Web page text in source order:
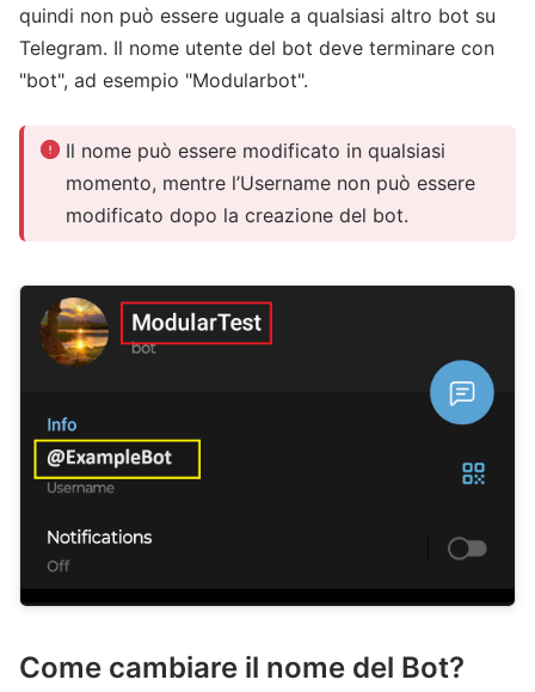
quindi non può essere uguale a qualsiasi altro bot su
Telegram. Il nome utente del bot deve terminare con
"bot", ad esempio "Modularbot".
Il nome può essere modificato in qualsiasi
momento, mentre l’Username non può essere
modificato dopo la creazione del bot.
Come cambiare il nome del Bot?